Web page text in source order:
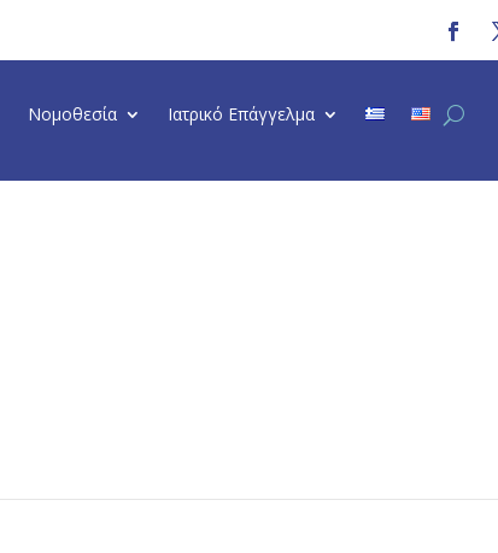
Νομοθεσία Ιατρικό Επάγγελμα